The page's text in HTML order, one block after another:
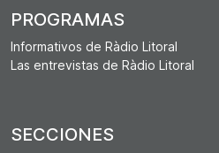
PROGRAMAS
Informativos de Ràdio Litoral
Las entrevistas de Ràdio Litoral
SECCIONES